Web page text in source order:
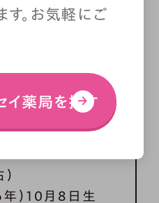
）2月16日生
O型。趣味は
成、スキュー
技は料理、一人
）10月8日生
す。お気軽にご
イ薬局を探す